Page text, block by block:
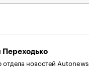
Переходько
отдела новостей Autonews